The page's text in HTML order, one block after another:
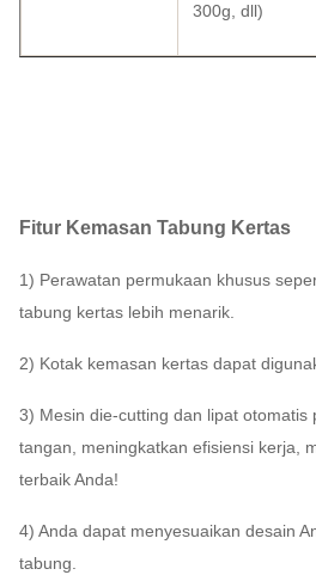
300g, dll)
Fitur Kemasan Tabung Kertas
1) Perawatan permukaan khusus
tabung kertas lebih menarik.
2) Kotak kemasan kertas dapat
3) Mesin die-cutting dan lipat otomatis
tangan, meningkatkan efisiensi kerja,
terbaik Anda!
4) Anda dapat menyesuaikan desain
tabung.